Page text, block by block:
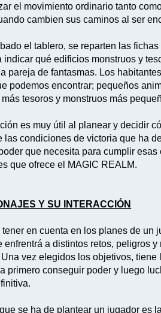
el movimiento ordinario tanto
cambien sus caminos al ser
el tablero, se reparten las
indicar qué edificios monstruos y
pareja de fantasmas. Los
podemos encontrar; pequeños
más tesoros y monstruos más
es muy útil al planear y decidir
las condiciones de victoria que ha
que necesita para cumplir
que ofrece el MAGIC REALM.
Y SU INTERACCIÓN
tener en cuenta en los planes de
enfrentrá a distintos retos, peligros
vez elegidos los objetivos,
primero conseguir poder y luego
se ha de plantear un jugador es